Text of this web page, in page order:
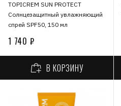
TOPICREM SUN PROTECT
Солнцезащитный увлажняющий
спрей SPF50, 150 мл
1 740 ₽
В КОРЗИНУ